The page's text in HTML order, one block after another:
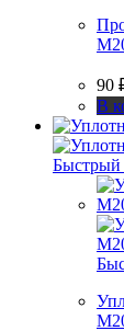
90
В
Быстрый